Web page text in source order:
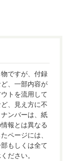
ですが、付録
、一部内容が
トを流用して
、見え方に不
ンバーは、紙
報とは異なる
ページには、
もしくは全て
ださい。